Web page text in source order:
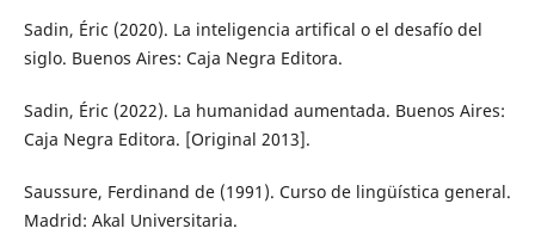
Sadin, Éric (2020). La inteligencia artifical o el desafío del
siglo. Buenos Aires: Caja Negra Editora.
Sadin, Éric (2022). La humanidad aumentada. Buenos Aires:
Caja Negra Editora. [Original 2013].
Saussure, Ferdinand de (1991). Curso de lingüística general.
Madrid: Akal Universitaria.